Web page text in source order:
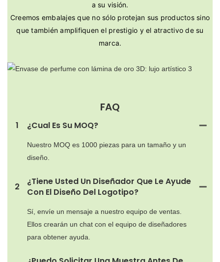
a su visión.
Creemos embalajes que no sólo protejan sus productos sino
que también amplifiquen el prestigio y el atractivo de su
marca.
FAQ
1 ¿Cual Es Su MOQ?
Nuestro MOQ es 1000 piezas para un tamaño y un
diseño.
2
¿Tiene Usted Un Diseñador Que Le Ayude
Con El Diseño Del Logotipo?
Sí, envíe un mensaje a nuestro equipo de ventas.
Ellos crearán un chat con el equipo de diseñadores
para obtener ayuda.